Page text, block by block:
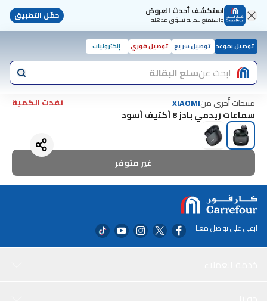
استكشف أحدث العروض
واستمتع بتجربة تسوّق مذهلة! حمّل التطبيق
توصيل بموعد توصيل سريع توصيل فوري إلكترونيات
ابحث عنسلع البقالة
منتجات أُخرى منXIAOMI
نفدت الكمية
سماعات ريدمي بادز 8 أكتيف أسود
غير متوفر
ابقى على تواصل معنا